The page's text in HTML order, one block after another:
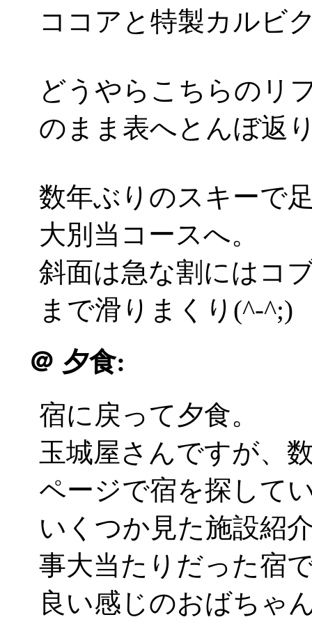
ココアと特製カルビ
どうやらこちらのリ
のまま表へとんぼ返
数年ぶりのスキーで
大別当コースへ。
斜面は急な割にはコ
まで滑りまくり(^-^;)
＠ 夕食:
宿に戻って夕食。
玉城屋さんですが、
ページで宿を探して
いくつか見た施設紹
事大当たりだった宿
良い感じのおばちゃ